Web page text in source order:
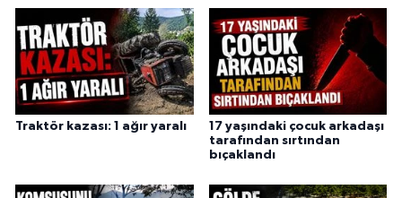
Traktör kazası: 1 ağır yaralı
17 yaşındaki çocuk arkadaşı
tarafından sırtından
bıçaklandı